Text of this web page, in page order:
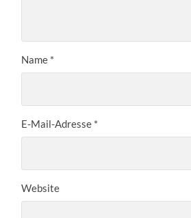
Name *
E-Mail-Adresse *
Website